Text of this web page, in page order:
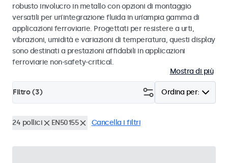
robusto involucro in metallo con opzioni di montaggio
versatili per un’integrazione fluida in un’ampia gamma di
applicazioni ferroviarie. Progettati per resistere a urti,
vibrazioni, umidità e variazioni di temperatura, questi display
sono destinati a prestazioni affidabili in applicazioni
ferroviarie non-safety-critical.
Mostra di più
Ordina per:
Filtro (3)
24 pollici EN50155 Cancella i filtri